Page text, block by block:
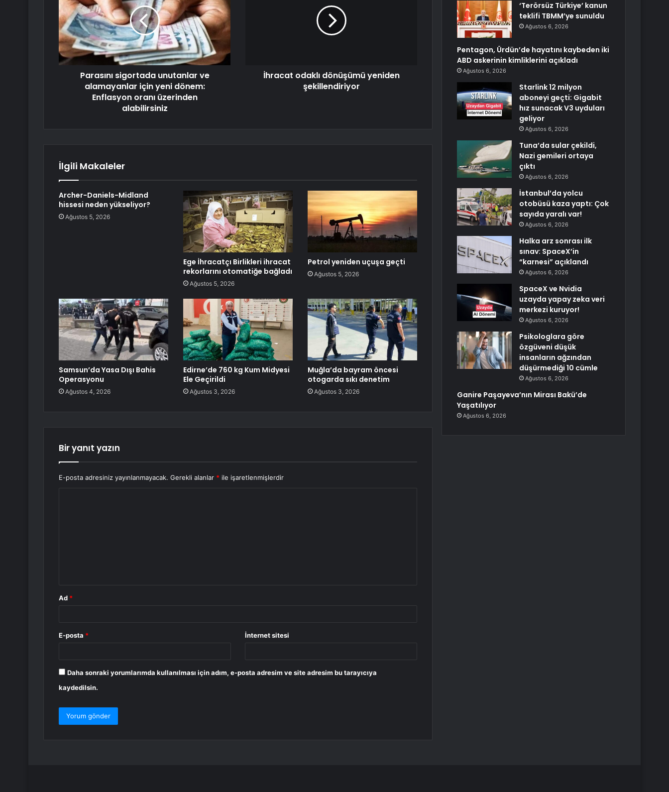
Parasını sigortada unutanlar ve
alamayanlar için yeni dönem:
Enflasyon oranı üzerinden
alabilirsiniz
İhracat odaklı dönüşümü yeniden
şekillendiriyor
İlgili Makaleler
Archer-Daniels-Midland
hissesi neden yükseliyor?
Ağustos 5, 2026
Ege İhracatçı Birlikleri ihracat
rekorlarını otomatiğe bağladı
Ağustos 5, 2026
Petrol yeniden uçuşa geçti
Ağustos 5, 2026
Samsun’da Yasa Dışı Bahis
Operasyonu
Ağustos 4, 2026
Edirne’de 760 kg Kum Midyesi
Ele Geçirildi
Ağustos 3, 2026
Muğla’da bayram öncesi
otogarda sıkı denetim
Ağustos 3, 2026
Bir yanıt yazın
E-posta adresiniz yayınlanmayacak. Gerekli alanlar * ile işaretlenmişlerdir
Ad *
E-posta * İnternet sitesi
Daha sonraki yorumlarımda kullanılması için adım, e-posta adresim ve site adresim bu tarayıcıya
kaydedilsin.
‘Terörsüz Türkiye’ kanun
teklifi TBMM’ye sunuldu
Ağustos 6, 2026
Pentagon, Ürdün’de hayatını kaybeden iki
ABD askerinin kimliklerini açıkladı
Ağustos 6, 2026
Starlink 12 milyon
aboneyi geçti: Gigabit
hız sunacak V3 uyduları
geliyor
Ağustos 6, 2026
Tuna’da sular çekildi,
Nazi gemileri ortaya
çıktı
Ağustos 6, 2026
İstanbul’da yolcu
otobüsü kaza yaptı: Çok
sayıda yaralı var!
Ağustos 6, 2026
Halka arz sonrası ilk
sınav: SpaceX’in
“karnesi” açıklandı
Ağustos 6, 2026
SpaceX ve Nvidia
uzayda yapay zeka veri
merkezi kuruyor!
Ağustos 6, 2026
Psikologlara göre
özgüveni düşük
insanların ağzından
düşürmediği 10 cümle
Ağustos 6, 2026
Ganire Paşayeva’nın Mirası Bakü’de
Yaşatılıyor
Ağustos 6, 2026